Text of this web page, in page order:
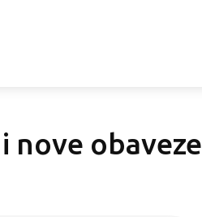
nove obaveze